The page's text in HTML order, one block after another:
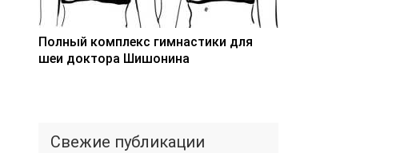
Полный комплекс гимнастики для
шеи доктора Шишонина
Свежие публикации